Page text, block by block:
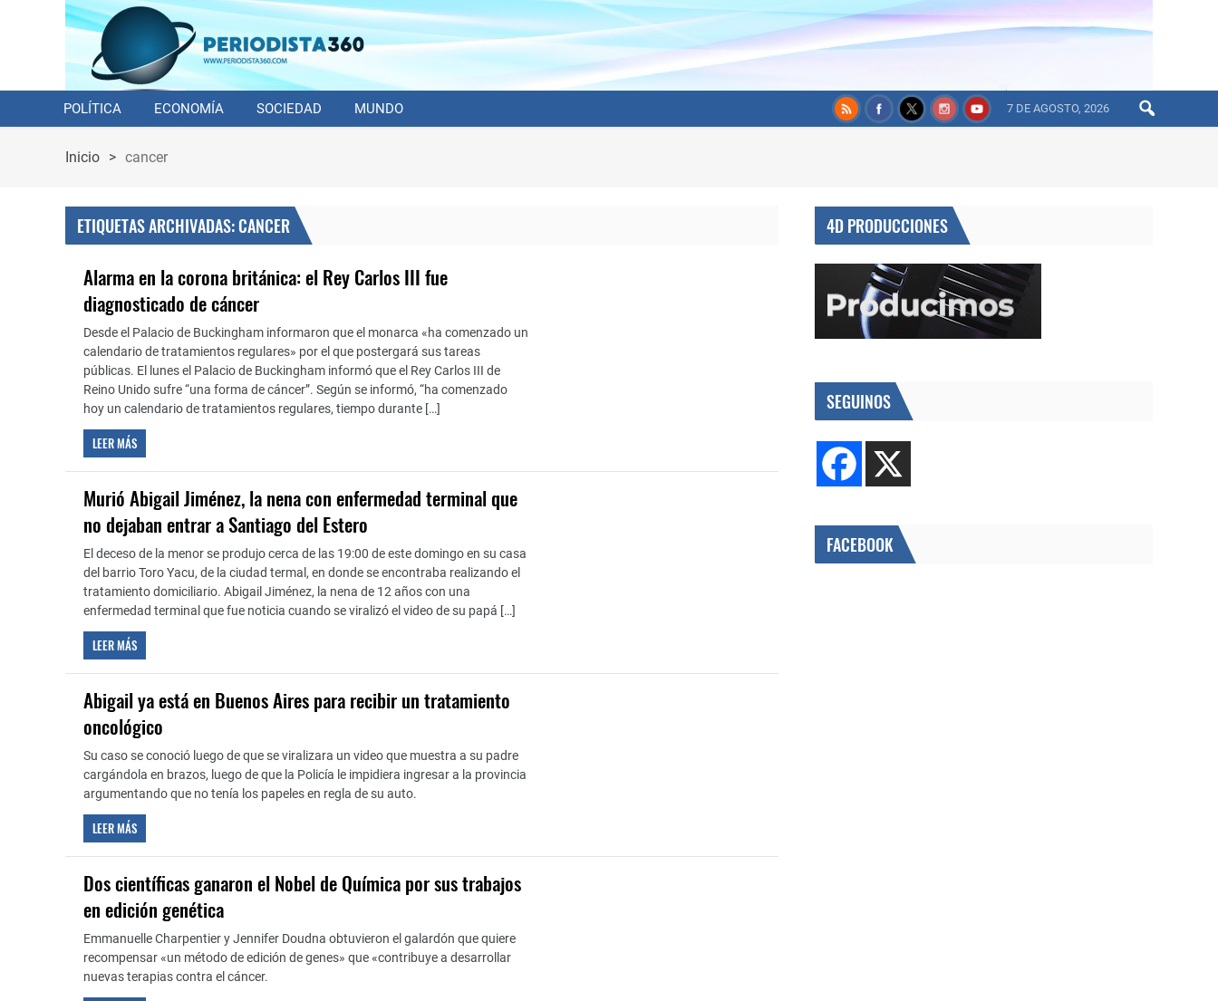
POLÍTICA ECONOMÍA SOCIEDAD MUNDO 7 DE AGOSTO, 2026
Inicio > cancer
ETIQUETAS ARCHIVADAS: CANCER
Alarma en la corona británica: el Rey Carlos III fue
diagnosticado de cáncer
Desde el Palacio de Buckingham informaron que el monarca «ha comenzado un
calendario de tratamientos regulares» por el que postergará sus tareas
públicas. El lunes el Palacio de Buckingham informó que el Rey Carlos III de
Reino Unido sufre “una forma de cáncer”. Según se informó, “ha comenzado
hoy un calendario de tratamientos regulares, tiempo durante […]
LEER MÁS
Murió Abigail Jiménez, la nena con enfermedad terminal que
no dejaban entrar a Santiago del Estero
El deceso de la menor se produjo cerca de las 19:00 de este domingo en su casa
del barrio Toro Yacu, de la ciudad termal, en donde se encontraba realizando el
tratamiento domiciliario. Abigail Jiménez, la nena de 12 años con una
enfermedad terminal que fue noticia cuando se viralizó el video de su papá […]
LEER MÁS
Abigail ya está en Buenos Aires para recibir un tratamiento
oncológico
Su caso se conoció luego de que se viralizara un video que muestra a su padre
cargándola en brazos, luego de que la Policía le impidiera ingresar a la provincia
argumentando que no tenía los papeles en regla de su auto.
LEER MÁS
Dos científicas ganaron el Nobel de Química por sus trabajos
en edición genética
Emmanuelle Charpentier y Jennifer Doudna obtuvieron el galardón que quiere
recompensar «un método de edición de genes» que «contribuye a desarrollar
nuevas terapias contra el cáncer.
4D PRODUCCIONES
SEGUINOS
FACEBOOK